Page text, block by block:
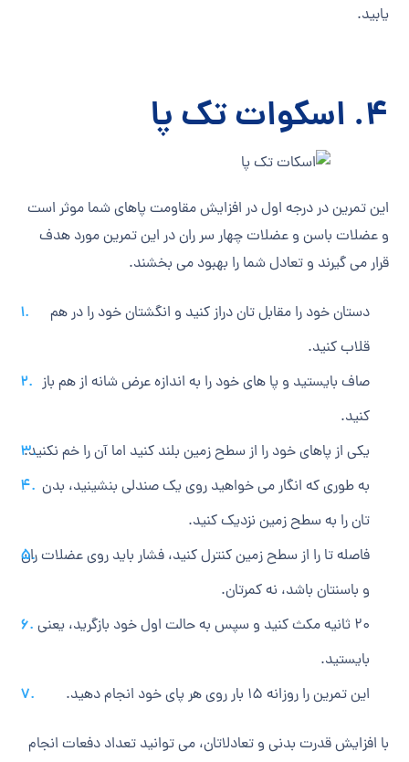
یابید.
4. اسکواتتک پا
این تمرین در درجه اول در افزایش مقاومت پاهای شما موثر است
و عضلات باسن و عضلات چهار سر ران در این تمرین مورد هدف
قرار می ‎گیرند و تعادل شما را بهبود می ‎بخشند.
دستان خود را مقابل تان دراز کنید و انگشتان خود را در هم
قلاب کنید.
صاف بایستید و پا های خود را به اندازه عرض شانه از هم باز
کنید.
یکی از پاهای خود را از سطح زمین بلند کنید اما آن را خم نکنید.
به طوری که انگار می ‎خواهید روی یک صندلی بنشینید، بدن
تان را به سطح زمین نزدیک کنید.
فاصله تا را از سطح زمین کنترل کنید، فشار باید روی عضلات ران
و باسنتان باشد، نه کمرتان.
20 ثانیه مکث کنید و سپس به حالت اول خود بازگرید، یعنی
بایستید.
این تمرین را روزانه 15 بار روی هر پای خود انجام دهید.
با افزایش قدرت بدنی و تعادلاتان، می ‎توانید تعداد دفعات انجام